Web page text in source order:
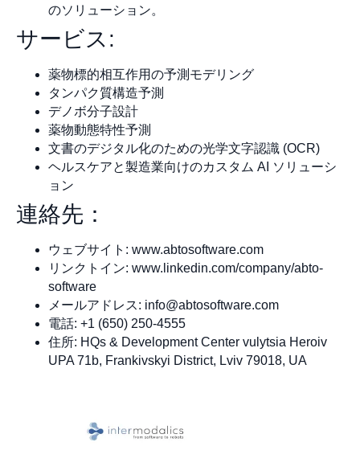
のソリューション。
サービス:
薬物標的相互作用の予測モデリング
タンパク質構造予測
デノボ分子設計
薬物動態特性予測
文書のデジタル化のための光学文字認識 (OCR)
ヘルスケアと製造業向けのカスタム AI ソリューシ
ョン
連絡先：
ウェブサイト: www.abtosoftware.com
リンクトイン: www.linkedin.com/company/abto-
software
メールアドレス: info@abtosoftware.com
電話: +1 (650) 250-4555
住所: HQs & Development Center vulytsia Heroiv
UPA 71b, Frankivskyi District, Lviv 79018, UA